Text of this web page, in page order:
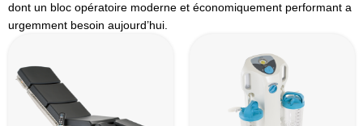
dont un bloc opératoire moderne et économiquement performant a
urgemment besoin aujourd’hui.